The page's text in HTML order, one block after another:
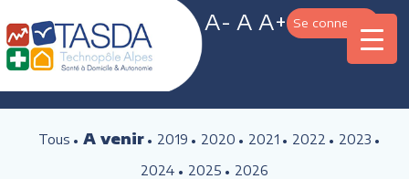
A- A A+ Se connecter
Tous A venir 2019 2020 2021 2022
2023
2024
2025 2026